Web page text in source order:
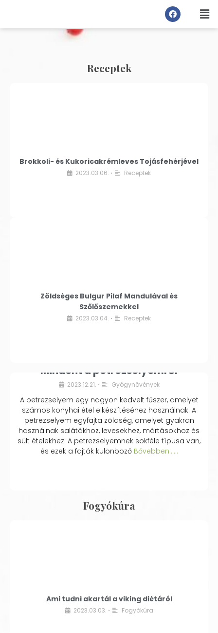
Receptek
Brokkoli- és Kukoricakrémleves Tojásfehérjével
2023.03.06. • Receptek
Zöldséges Bulgur Pilaf Mandulával és
Szőlőszemekkel
2023.03.04. • Receptek
Mindent a petrezselyemről
2023.12.21. • Gyógynövények
A petrezselyem egy nagyon kedvelt fűszer, amelyet
számos konyhai étel elkészítéséhez használnak. A
petrezselyem egyfajta zöldség, amelyet gyakran
használnak salátákhoz, levesekhez, mártásokhoz és
sült ételekhez. A petrezselyemnek sokféle típusa van,
és ezek a fajták különbözőBővebben...…
Fogyókúra
Ami tudni akartál a viking diétáról
2023.03.03. • Fogyókúra